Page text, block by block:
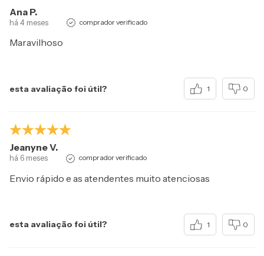
Ana P.
há 4 meses comprador verificado
Maravilhoso
esta avaliação foi útil? 1 0
Jeanyne V.
há 6 meses comprador verificado
Envio rápido e as atendentes muito atenciosas
esta avaliação foi útil? 1 0